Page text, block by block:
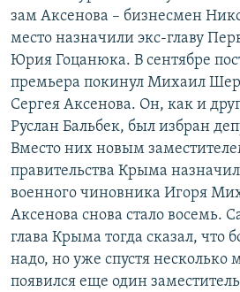
зам Аксенова – бизнесмен
место назначили экс-главу
Юрия Гоцанюка. В сентябре
премьера покинул Михаил
Сергея Аксенова. Он, как и
Руслан Бальбек, был избран
Вместо них новым
правительства Крыма
военного чиновника Игоря
Аксенова снова стало восемь.
глава Крыма тогда сказал, что
надо, но уже спустя несколько
появился еще один